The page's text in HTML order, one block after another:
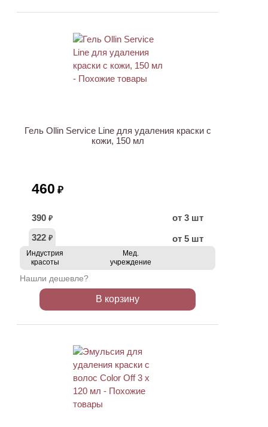
Гель Ollin Service Line для удаления краски с
кожи, 150 мл
460 ₽
390 ₽
от 3 шт
322 ₽ от 5 шт
Индустрия
красоты
Мед.
учреждение
Нашли дешевле?
В корзину